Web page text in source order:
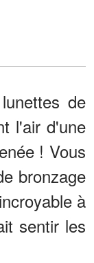
de
l'air d'une
! Vous
bronzage
à
sentir les